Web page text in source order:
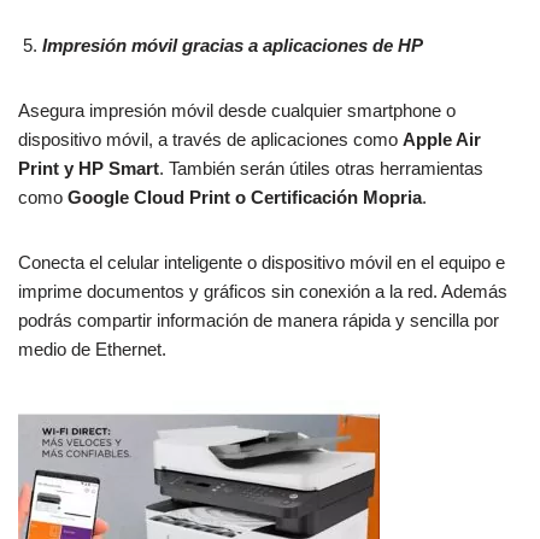
Impresión móvil gracias a aplicaciones de HP
Asegura impresión móvil desde cualquier smartphone o
dispositivo móvil, a través de aplicaciones como Apple Air
Print y HP Smart. También serán útiles otras herramientas
como Google Cloud Print o Certificación Mopria.
Conecta el celular inteligente o dispositivo móvil en el equipo e
imprime documentos y gráficos sin conexión a la red. Además
podrás compartir información de manera rápida y sencilla por
medio de Ethernet.